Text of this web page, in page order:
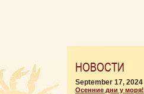
НОВОСТИ
September 17, 2024
Осенние дни у моря!